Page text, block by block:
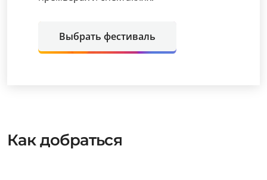
Выбрать фестиваль
Как добраться